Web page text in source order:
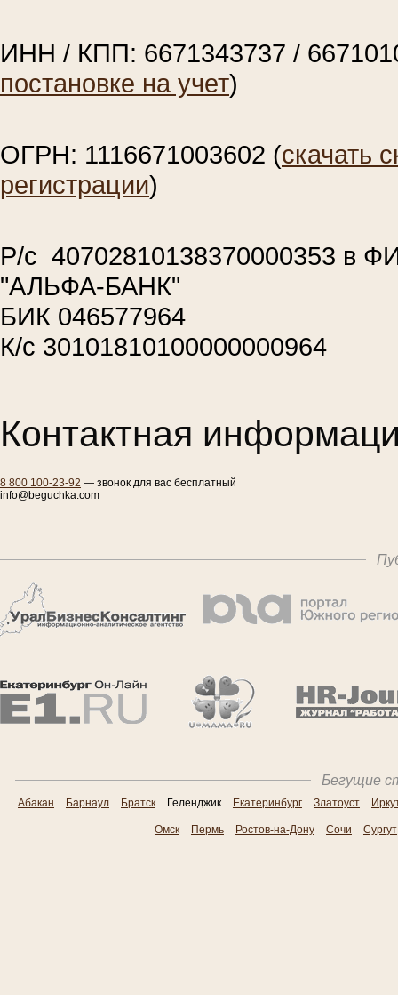
ИНН / КПП: 6671343737 /
постановке на учет)
ОГРН: 1116671003602 (скачать
регистрации)
Р/с 40702810138370000353
"АЛЬФА-БАНК"
БИК 046577964
К/с 30101810100000000964
Контактная
8 800 100-23-92 — звонок для вас бесплатный
info@beguchka.com
Бегущие
Абакан Барнаул Братск Геленджик Екатеринбург Златоуст
Омск Пермь Ростов-на-Дону Сочи Сургут